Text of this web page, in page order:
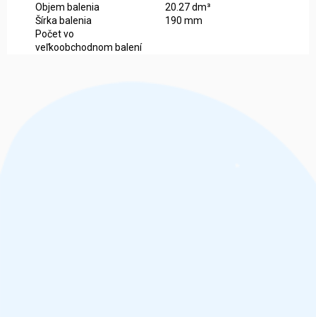
Objem balenia
20.27 dm³
Šírka balenia
190 mm
Počet vo
veľkoobchodnom balení